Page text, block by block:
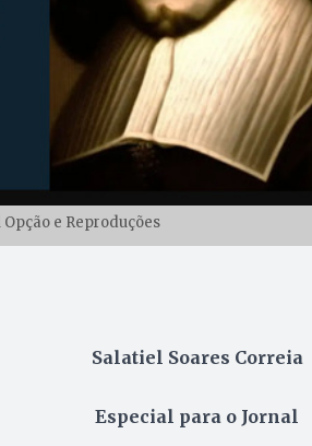
e Reproduções
Salatiel Soares Correia
Especial para o Jornal